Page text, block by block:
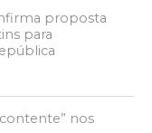
proposta
para
nos